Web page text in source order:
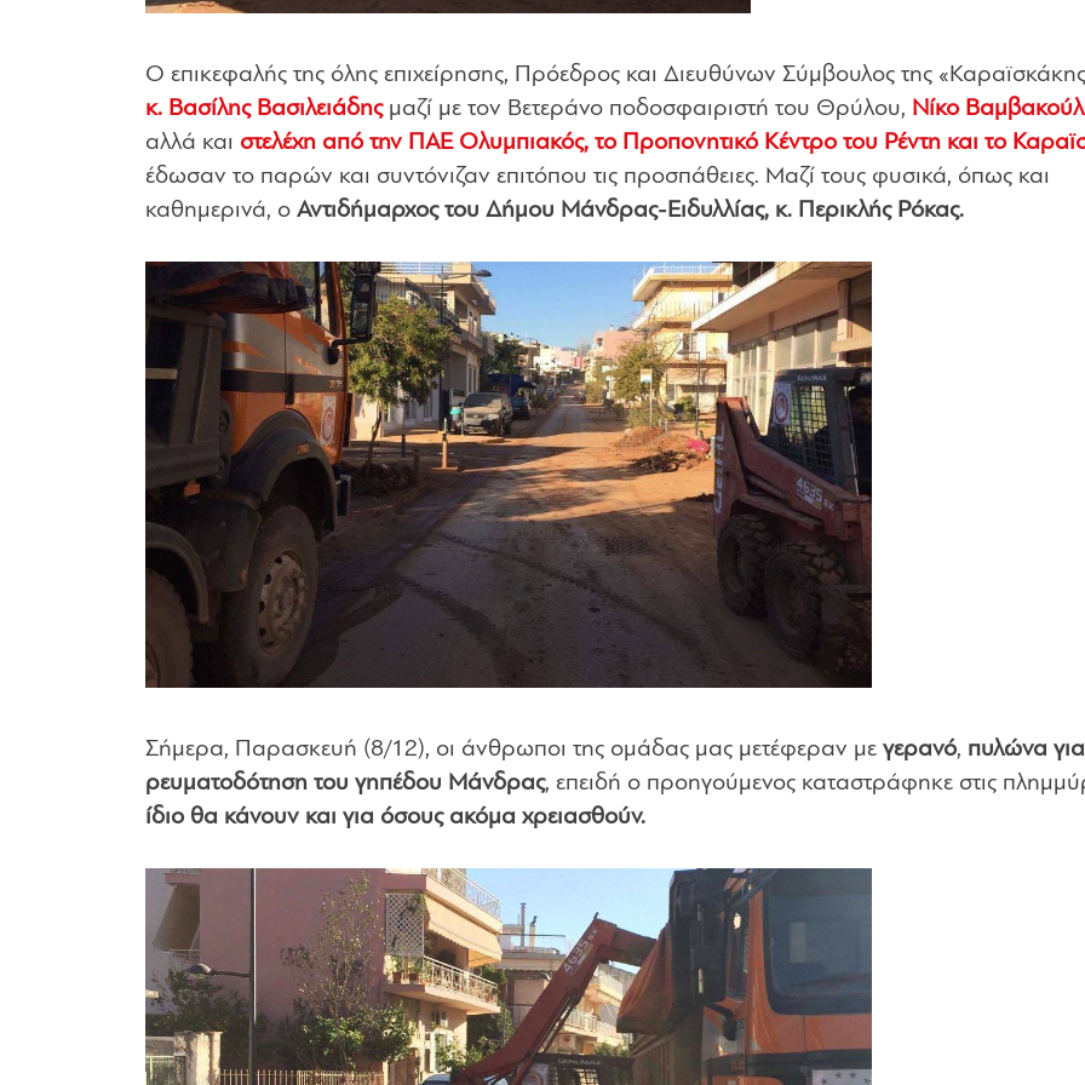
Ο επικεφαλής της όλης επιχείρησης, Πρόεδρος και Διευθύνων Σύμβουλος της
κ. Βασίλης Βασιλειάδηςμαζί με τον Βετεράνο ποδοσφαιριστή του Θρύλου, Νίκο
αλλά και στελέχη από την ΠΑΕ Ολυμπιακός, το Προπονητικό Κέντρο του Ρέντη και το
έδωσαν το παρών και συντόνιζαν επιτόπου τις προσπάθειες. Μαζί τους φυσικά, όπως και
καθημερινά, ο Αντιδήμαρχος του Δήμου Μάνδρας-Ειδυλλίας, κ. Περικλής Ρόκας.
Σήμερα, Παρασκευή (8/12), οι άνθρωποι της ομάδας μας μετέφεραν με γερανό, πυλώνα
ρευματοδότηση του γηπέδου Μάνδρας, επειδή ο προηγούμενος καταστράφηκε στις
ίδιο θα κάνουν και για όσους ακόμα χρειασθούν.